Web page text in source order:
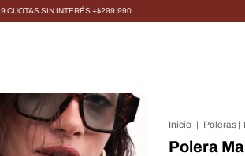
9 CUOTAS SIN INTERÉS +$299.990
Inicio | Poleras |
Polera